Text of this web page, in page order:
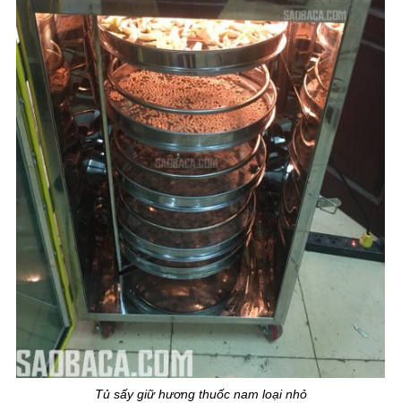
Tủ sấy giữ hương thuốc nam loại nhỏ